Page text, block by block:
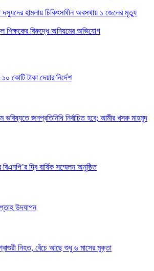
দস্যুদের হামলায় চিকিৎসাধীন অবস্থায় ১ জেলের মৃত্যু
শিক্ষকের বিরুদ্ধে অনিয়মের অভিযোগ
কোটি টাকা দেয়ার নির্দেশ
ভবিষ্যতে জনপ্রতিনিধি নির্বাচিত হবে; আমীর খসরু মাহমুদ
দ্বি বার্ষিক সম্মেলন অনুষ্ঠিত
উদযাপন
নিহত, বেঁচে আছে শুধু ৬ মাসের মুক্তা